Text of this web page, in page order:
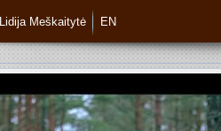
Lidija Meškaitytė EN